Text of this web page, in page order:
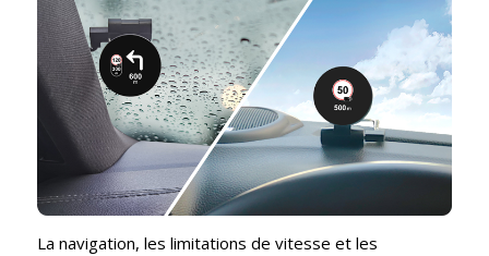
La navigation, les limitations de vitesse et les